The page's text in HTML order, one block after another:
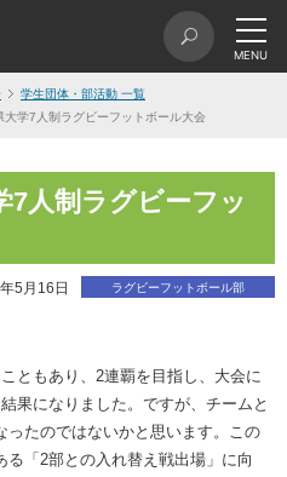
学生団体・部活動 一覧
大学7人制ラグビーフットボール大会
7人制ラグビーフッ
ラグビーフットボール部
5月16日
ともあり、2連覇を目指し、大会に
果になりました。ですが、チームと
ったのではないかと思います。この
「2部との入れ替え戦出場」に向